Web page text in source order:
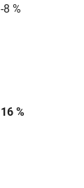
-8 %
16 %